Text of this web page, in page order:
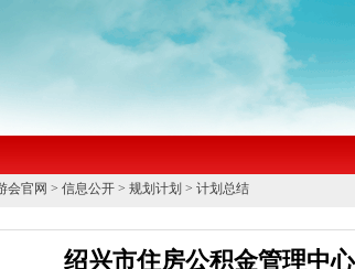
会官网 > 信息公开 > 规划计划 > 计划总结
绍兴市住房公积金管理中